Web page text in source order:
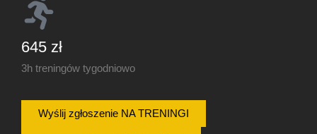
645 zł
3h treningów tygodniowo
Wyślij zgłoszenie NA TRENINGI